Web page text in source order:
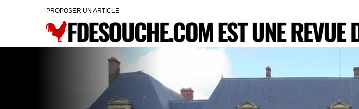
PROPOSER UN ARTICLE